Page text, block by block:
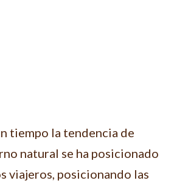
tiempo la tendencia de
natural se ha posicionado
viajeros, posicionando las